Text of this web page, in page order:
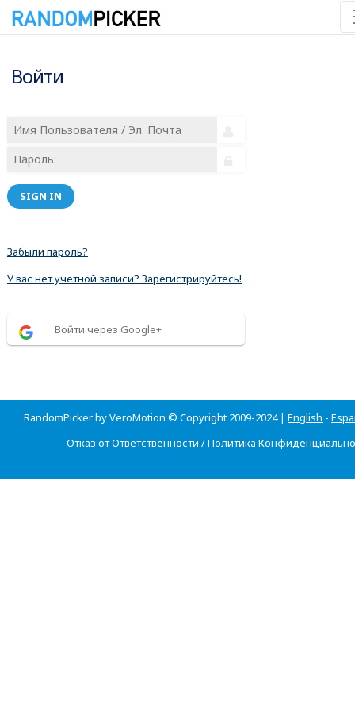
Войти
SIGN IN
Забыли пароль?
У вас нет учетной записи? Зарегистрируйтесь!
Войти через Google+
RandomPicker by VeroMotion © Copyright 2009-2024 | English -
Отказ от Ответственности /Политика